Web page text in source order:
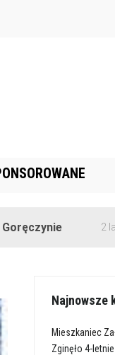
2 lata temu
Najnowsze
Mieszkaniec
Zginęło 4-